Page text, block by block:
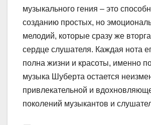
музыкального гения – это
созданию простых, но
мелодий, которые сразу же
сердце слушателя. Каждая нота
полна жизни и красоты, именно
музыка Шуберта остается
привлекательной и
поколений музыкантов и